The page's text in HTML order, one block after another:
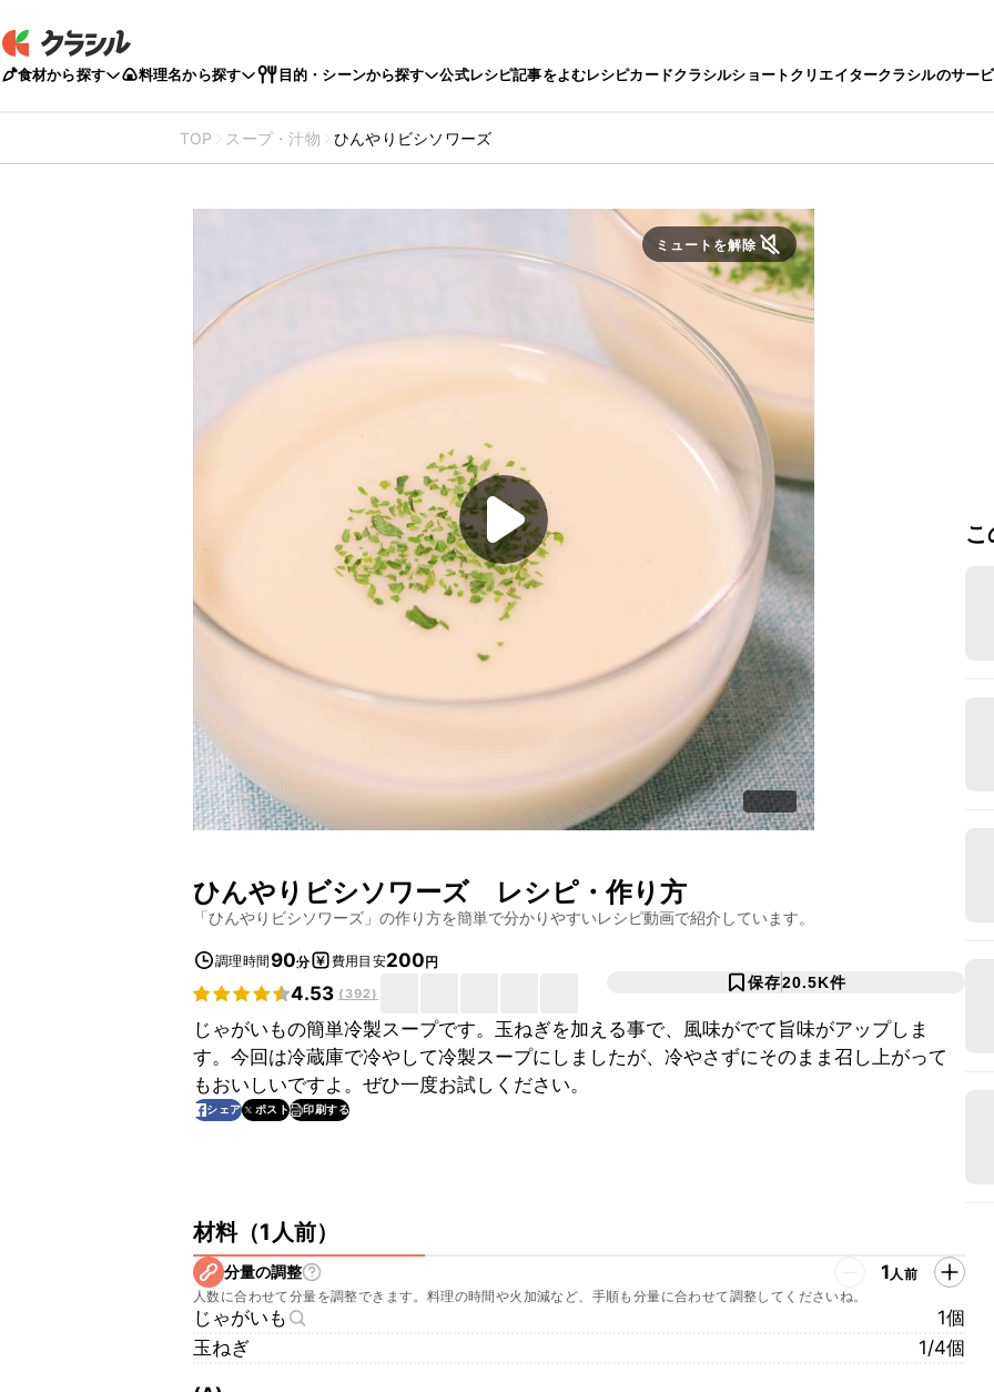
食材から探す 料理名から探す 目的・シーンから探す 公式レシピ記事をよむレシピカードクラシルショートクリエイタークラシルのサー
TOP スープ・汁物 ひんやりビシソワーズ
ミュートを解除
ひんやりビシソワーズレシピ・作り方
「ひんやりビシソワーズ 」の作り方を簡単で分かりやすいレシピ動画で紹介しています。
調理時間90分 費用目安200円
4.53 ( 392)
保存20.5K件
じゃがいもの簡単冷製スープです。玉ねぎを加える事で、風味がでて旨味がアップしま
す。今回は冷蔵庫で冷やして冷製スープにしましたが、冷やさずにそのまま召し上がって
もおいしいですよ。ぜひ一度お試しください。
シェア ポスト 印刷する
材料（1人前）
分量の調整 1人前
人数に合わせて分量を調整できます。料理の時間や火加減など、手順も分量に合わせて調整してくださいね。
じゃがいも
1個
玉ねぎ
1/4個